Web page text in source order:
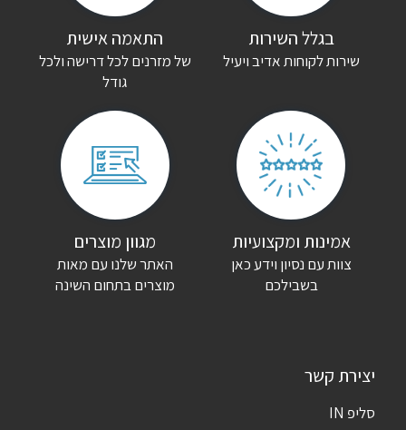
בגלל השירות
שירות לקוחות אדיב ויעיל
התאמה אישית
של מזרנים לכל דרישה ולכל
גודל
אמינות ומקצועיות
צוות עם נסיון וידע כאן
בשבילכם
מגוון מוצרים
האתר שלנו עם מאות
מוצרים בתחום השינה
יצירת קשר
סליפ IN